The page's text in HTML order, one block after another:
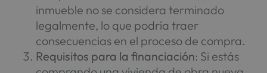
inmueble no se considera terminado
legalmente, lo que podría traer
consecuencias en el proceso de compra.
Requisitos para la financiación: Si estás